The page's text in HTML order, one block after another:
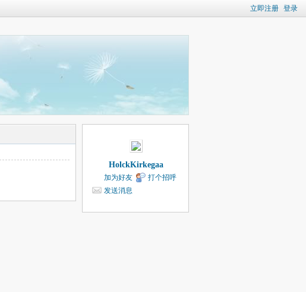
立即注册 登录
HolckKirkegaa
加为好友
打个招呼
发送消息